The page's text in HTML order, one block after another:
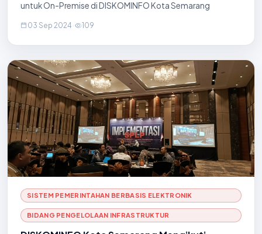
untuk On-Premise di DISKOMINFO Kota Semarang
03 Sep 2024 · 109
SISTEM PEMERINTAHAN BERBASIS ELEKTRONIK
BIDANG PENGELOLAAN INFRASTRUKTUR